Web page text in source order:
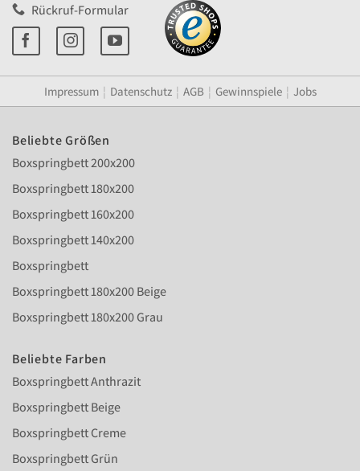
Rückruf-Formular
Impressum ¦ Datenschutz ¦ AGB ¦ Gewinnspiele ¦ Jobs
Beliebte Größen
Boxspringbett 200x200
Boxspringbett 180x200
Boxspringbett 160x200
Boxspringbett 140x200
Boxspringbett
Boxspringbett 180x200 Beige
Boxspringbett 180x200 Grau
Beliebte Farben
Boxspringbett Anthrazit
Boxspringbett Beige
Boxspringbett Creme
Boxspringbett Grün